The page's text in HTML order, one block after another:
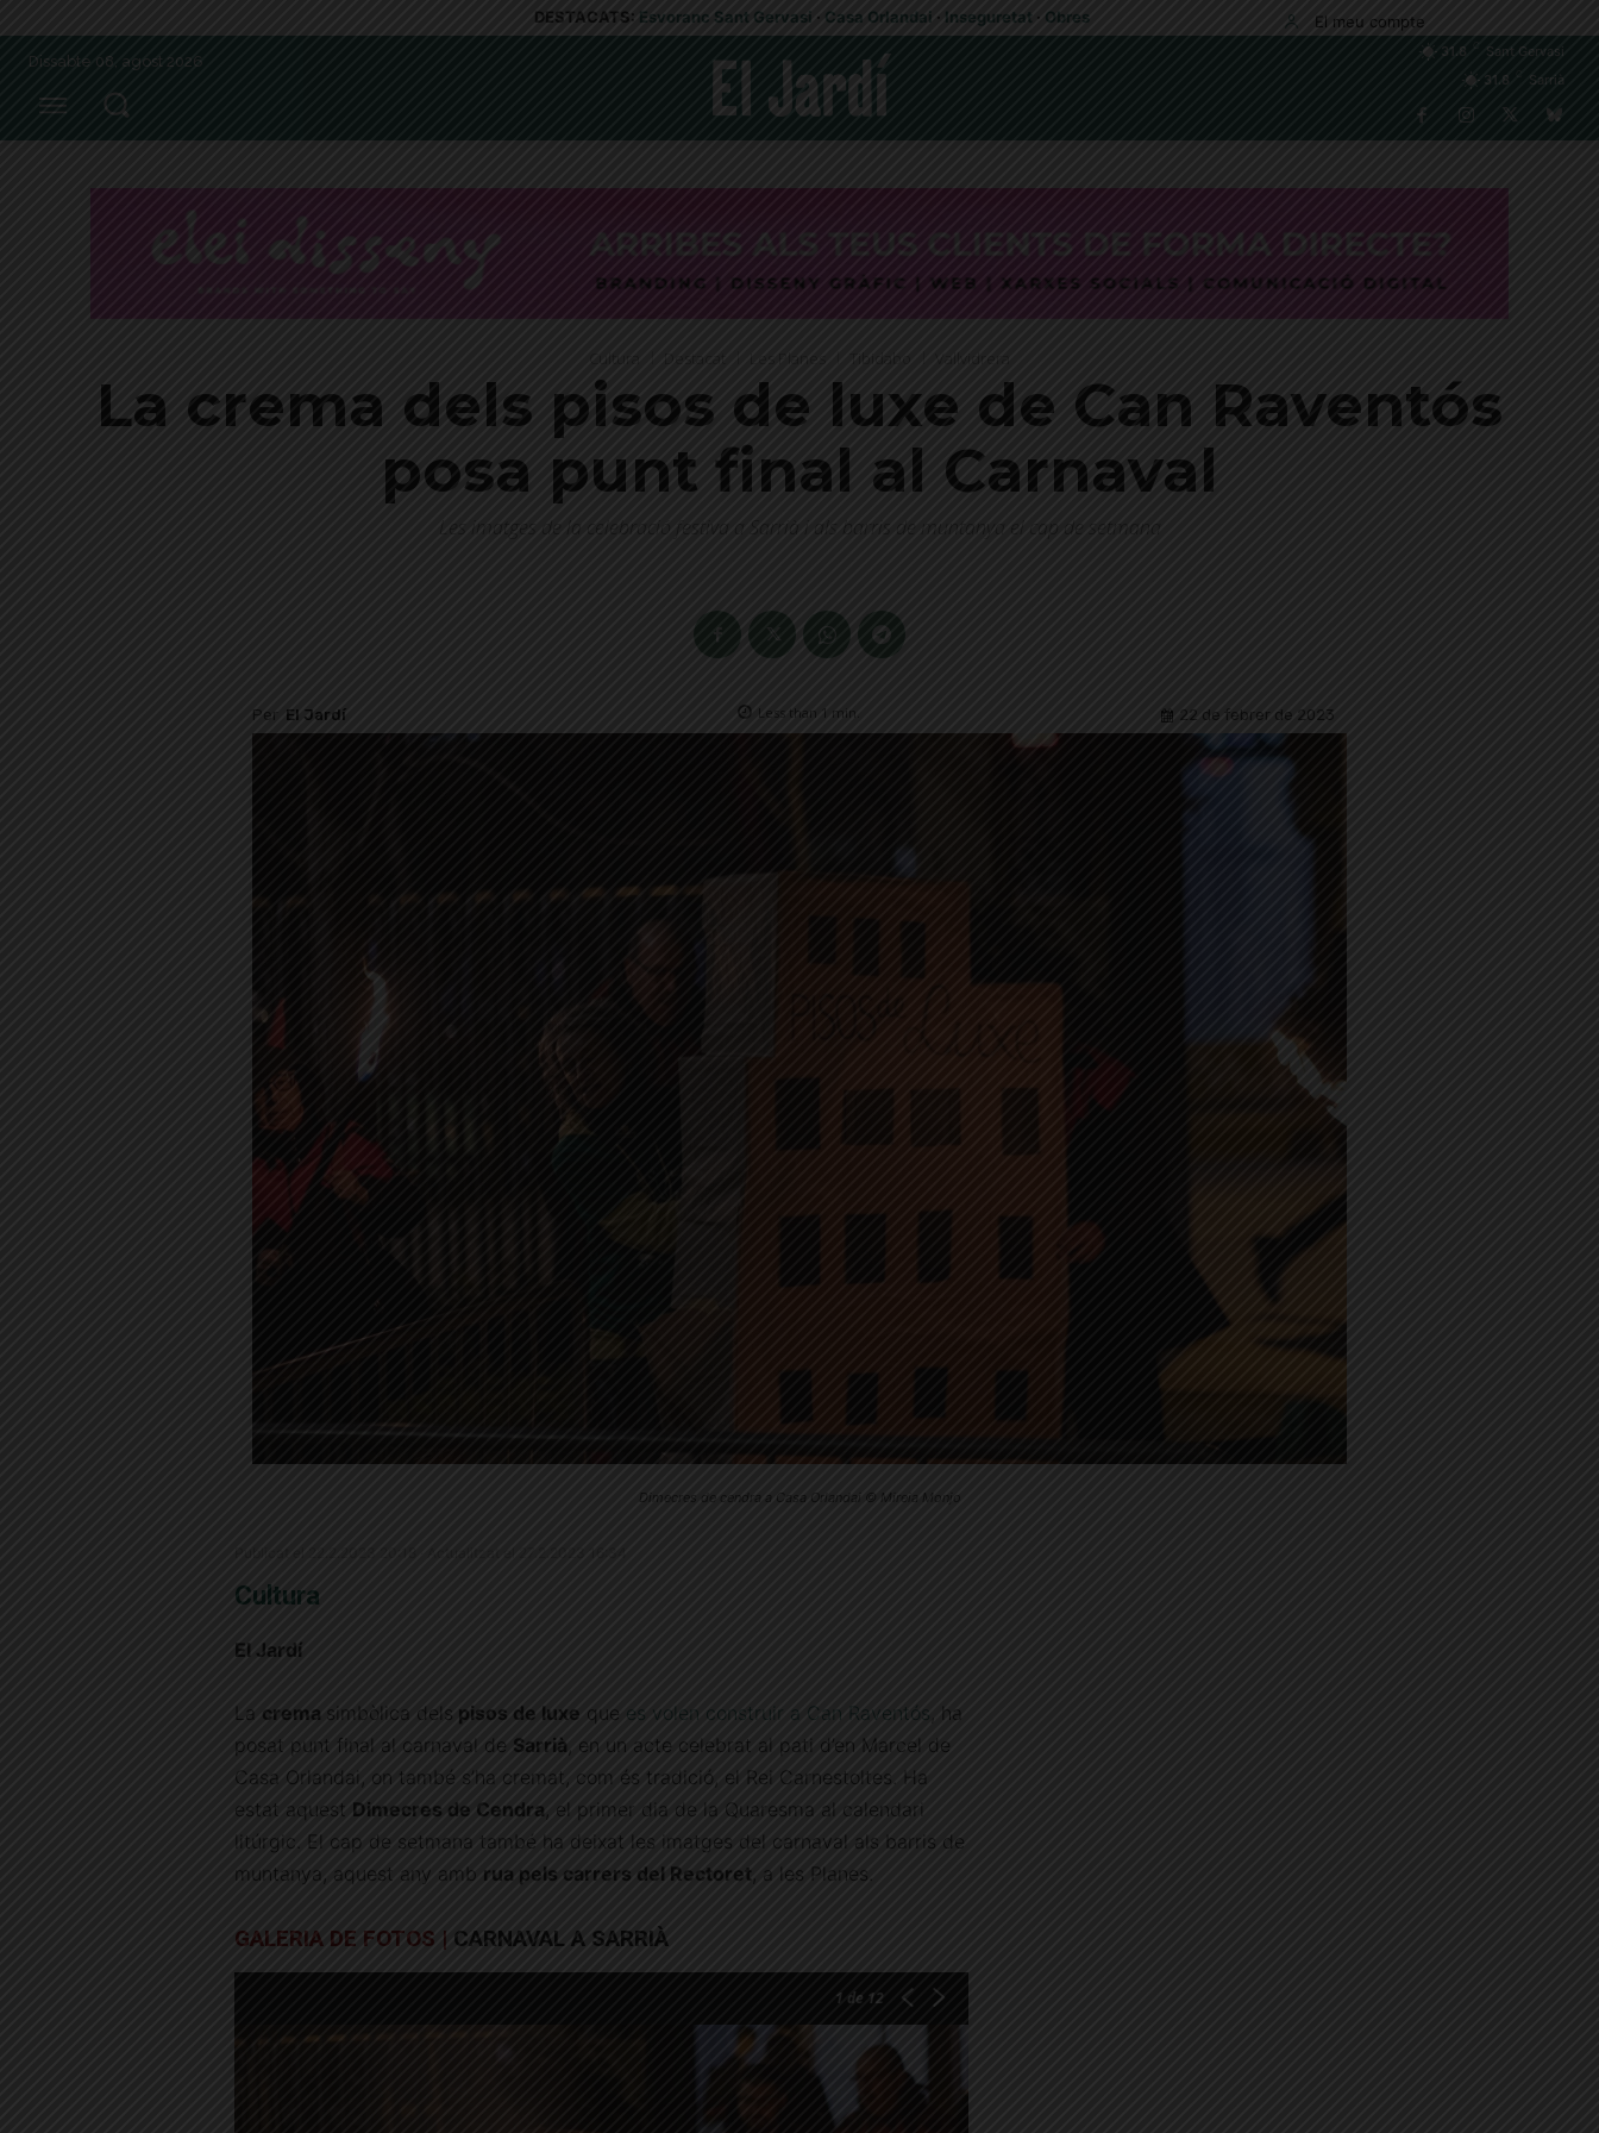
DESTACATS: Esvoranc Sant Gervasi · Casa Orlandai · Inseguretat · Obres El meu compte
Dissabte 08, agost 2026
31.8
Sant Gervasi
31.8
Sarrià
Cultura
La crema dels pisos de luxe de Can Raventós
posa punt final al Carnaval
Les imatges de la celebració festiva a Sarrià i als barris de muntanya el cap de setmana
Per El Jardí Less than 1 min. 22 de febrer de 2023
Dimecres de cendra a Casa Orlandai © Mireia Monjo
Cultura
El Jardí
La crema simbòlica dels pisos de luxe que es volen construir a Can Raventós, ha
posat punt final al carnaval de Sarrià , en un acte celebrat al pati d’en Marcel de
Casa Orlandai, on també s’ha cremat, com és tradició, el Rei Carnestoltes. Ha
estat aquest Dimecres de Cendra, el primer dia de la Quaresma al calendari
litúrgic. El cap de setmana també ha deixat les imatges del carnaval als barris de
muntanya, aquest any amb rua pels carrers del Rectoret, a les Planes.
GALERIA DE FOTOS | CARNAVAL A SARRIÀ
1 de 12